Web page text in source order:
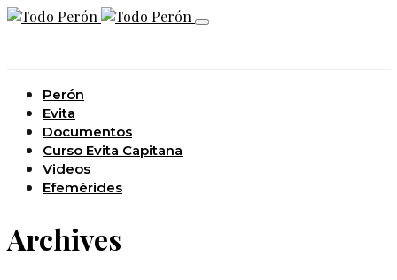
Perón
Evita
Documentos
Curso Evita Capitana
Videos
Efemérides
Archives